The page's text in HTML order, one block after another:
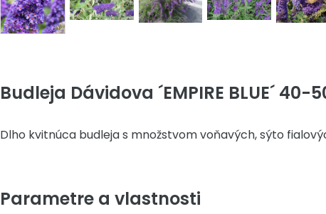
Budleja Dávidova ´EMPIRE BLUE´ 40-
Dlho kvitnúca budleja s množstvom voňavých, sýto
Parametre a vlastnosti